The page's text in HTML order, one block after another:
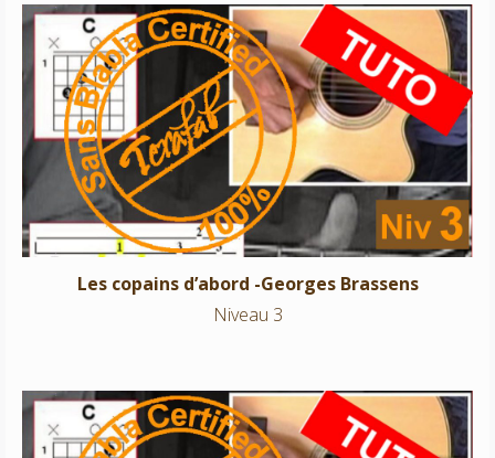
Les copains d’abord -Georges Brassens
Niveau 3
Les copains d’abord -Georges Brassens
Niveau 3